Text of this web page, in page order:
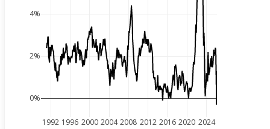
1992 1996 2000 20042008 2012 2016 2020 2024
0%
2%
4%